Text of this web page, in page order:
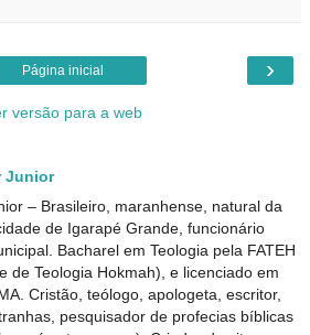
›
Página inicial
versão para a web
Junior
– Brasileiro, maranhense, natural da
de Igarapé Grande, funcionário
Bacharel em Teologia pela FATEH
de Teologia Hokmah), e licenciado em
Cristão, teólogo, apologeta, escritor,
pesquisador de profecias bíblicas